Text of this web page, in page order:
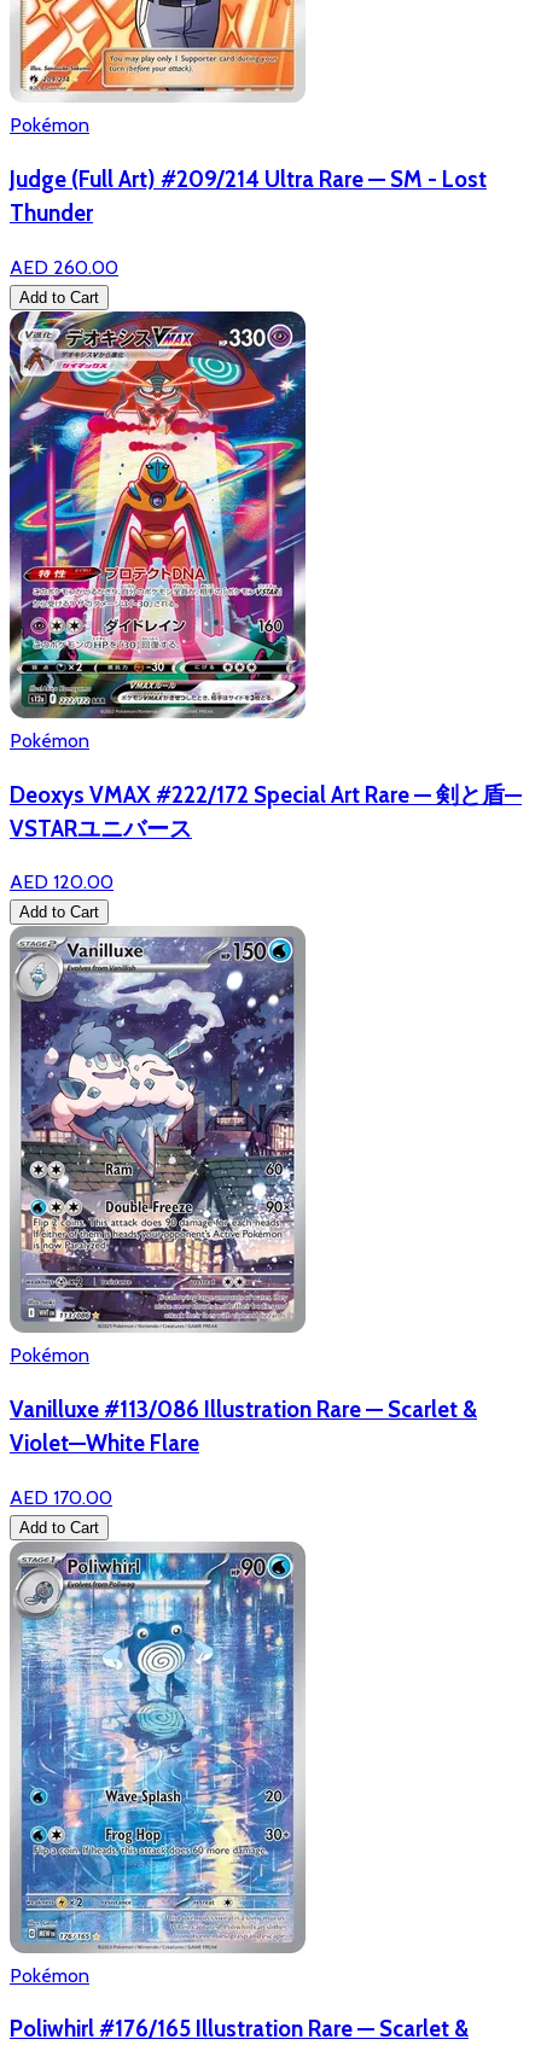
Pokémon
Judge (Full Art) #209/214 Ultra Rare — SM - Lost
Thunder
AED 260.00
Add to Cart
Pokémon
Deoxys VMAX #222/172 Special Art Rare — 剣と盾—
VSTARユニバース
AED 120.00
Add to Cart
Pokémon
Vanilluxe #113/086 Illustration Rare — Scarlet &
Violet—White Flare
AED 170.00
Add to Cart
Pokémon
Poliwhirl #176/165 Illustration Rare — Scarlet &